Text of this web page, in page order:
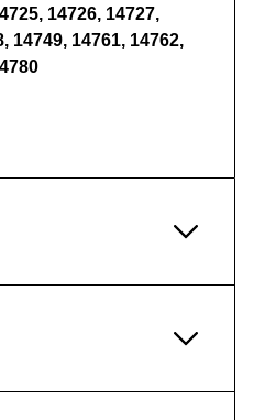
14726, 14727,
14749, 14761, 14762,